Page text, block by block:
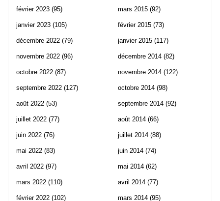
février 2023 (95)
janvier 2023 (105)
décembre 2022 (79)
novembre 2022 (96)
octobre 2022 (87)
septembre 2022 (127)
août 2022 (53)
juillet 2022 (77)
juin 2022 (76)
mai 2022 (83)
avril 2022 (97)
mars 2022 (110)
février 2022 (102)
mars 2015 (92)
février 2015 (73)
janvier 2015 (117)
décembre 2014 (82)
novembre 2014 (122)
octobre 2014 (98)
septembre 2014 (92)
août 2014 (66)
juillet 2014 (88)
juin 2014 (74)
mai 2014 (62)
avril 2014 (77)
mars 2014 (95)